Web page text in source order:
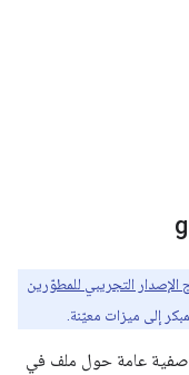
الإصدار التجريبي للمطوّرين
إلى ميزات معيّنة.
وصفية عامة حول ملف في